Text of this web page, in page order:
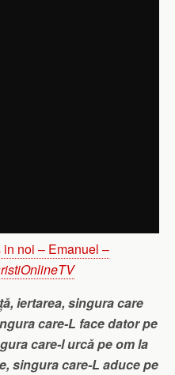
in noi – Emanuel –
iertarea, singura care
care-L face dator pe
care-l urcă pe om la
singura care-L aduce pe